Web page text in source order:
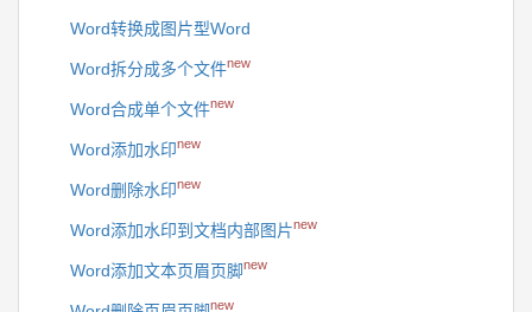
Word转换成图片型Word
Word拆分成多个文件new
Word合成单个文件new
Word添加水印new
Word删除水印new
Word添加水印到文档内部图片new
Word添加文本页眉页脚new
new